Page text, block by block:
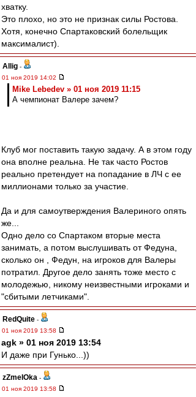
хватку.
Это плохо, но это не признак силы Ростова.
Хотя, конечно Спартаковский болельщик
максималист).
Allig -
01 ноя 2019 14:02
Mike Lebedev » 01 ноя 2019 11:15
А чемпионат Валере зачем?
Клуб мог поставить такую задачу. А в этом году
она вполне реальна. Не так часто Ростов
реально претендует на попадание в ЛЧ с ее
миллионами только за участие.
Да и для самоутверждения Валериного опять
же...
Одно дело со Спартаком вторые места
занимать, а потом выслушивать от Федуна,
сколько он , Федун, на игроков для Валеры
потратил. Другое дело занять тоже место с
молодежью, никому неизвестными игроками и
"сбитыми летчиками".
RedQuite -
01 ноя 2019 13:58
agk » 01 ноя 2019 13:54
И даже при Гунько...))
zZmeIOka -
01 ноя 2019 13:58